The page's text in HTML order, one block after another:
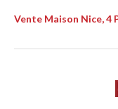
Vente Maison Nice, 4